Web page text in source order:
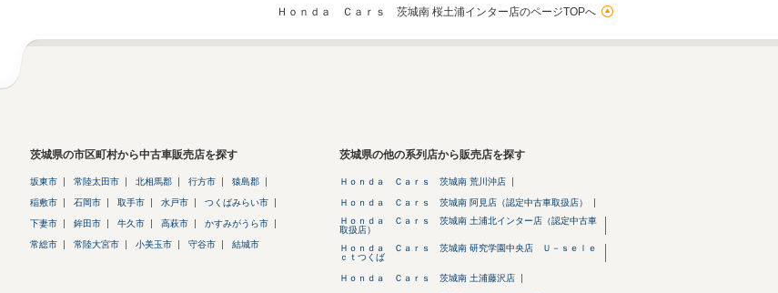
Ｈｏｎｄａ Ｃａｒｓ 茨城南 桜土浦インター店のページTOPへ
茨城県の市区町村から中古車販売店を探す
坂東市 常陸太田市 北相馬郡 行方市 猿島郡
稲敷市 石岡市 取手市 水戸市 つくばみらい市
下妻市 鉾田市 牛久市 高萩市 かすみがうら市
常総市 常陸大宮市 小美玉市 守谷市 結城市
茨城県の他の系列店から販売店を探す
Ｈｏｎｄａ Ｃａｒｓ 茨城南 荒川沖店
Ｈｏｎｄａ Ｃａｒｓ 茨城南 阿見店（認定中古車取扱店）
Ｈｏｎｄａ Ｃａｒｓ 茨城南 土浦北インター店（認定中古車
取扱店）
Ｈｏｎｄａ Ｃａｒｓ 茨城南 研究学園中央店 Ｕ－ｓｅｌｅ
ｃｔつくば
Ｈｏｎｄａ Ｃａｒｓ 茨城南 土浦藤沢店